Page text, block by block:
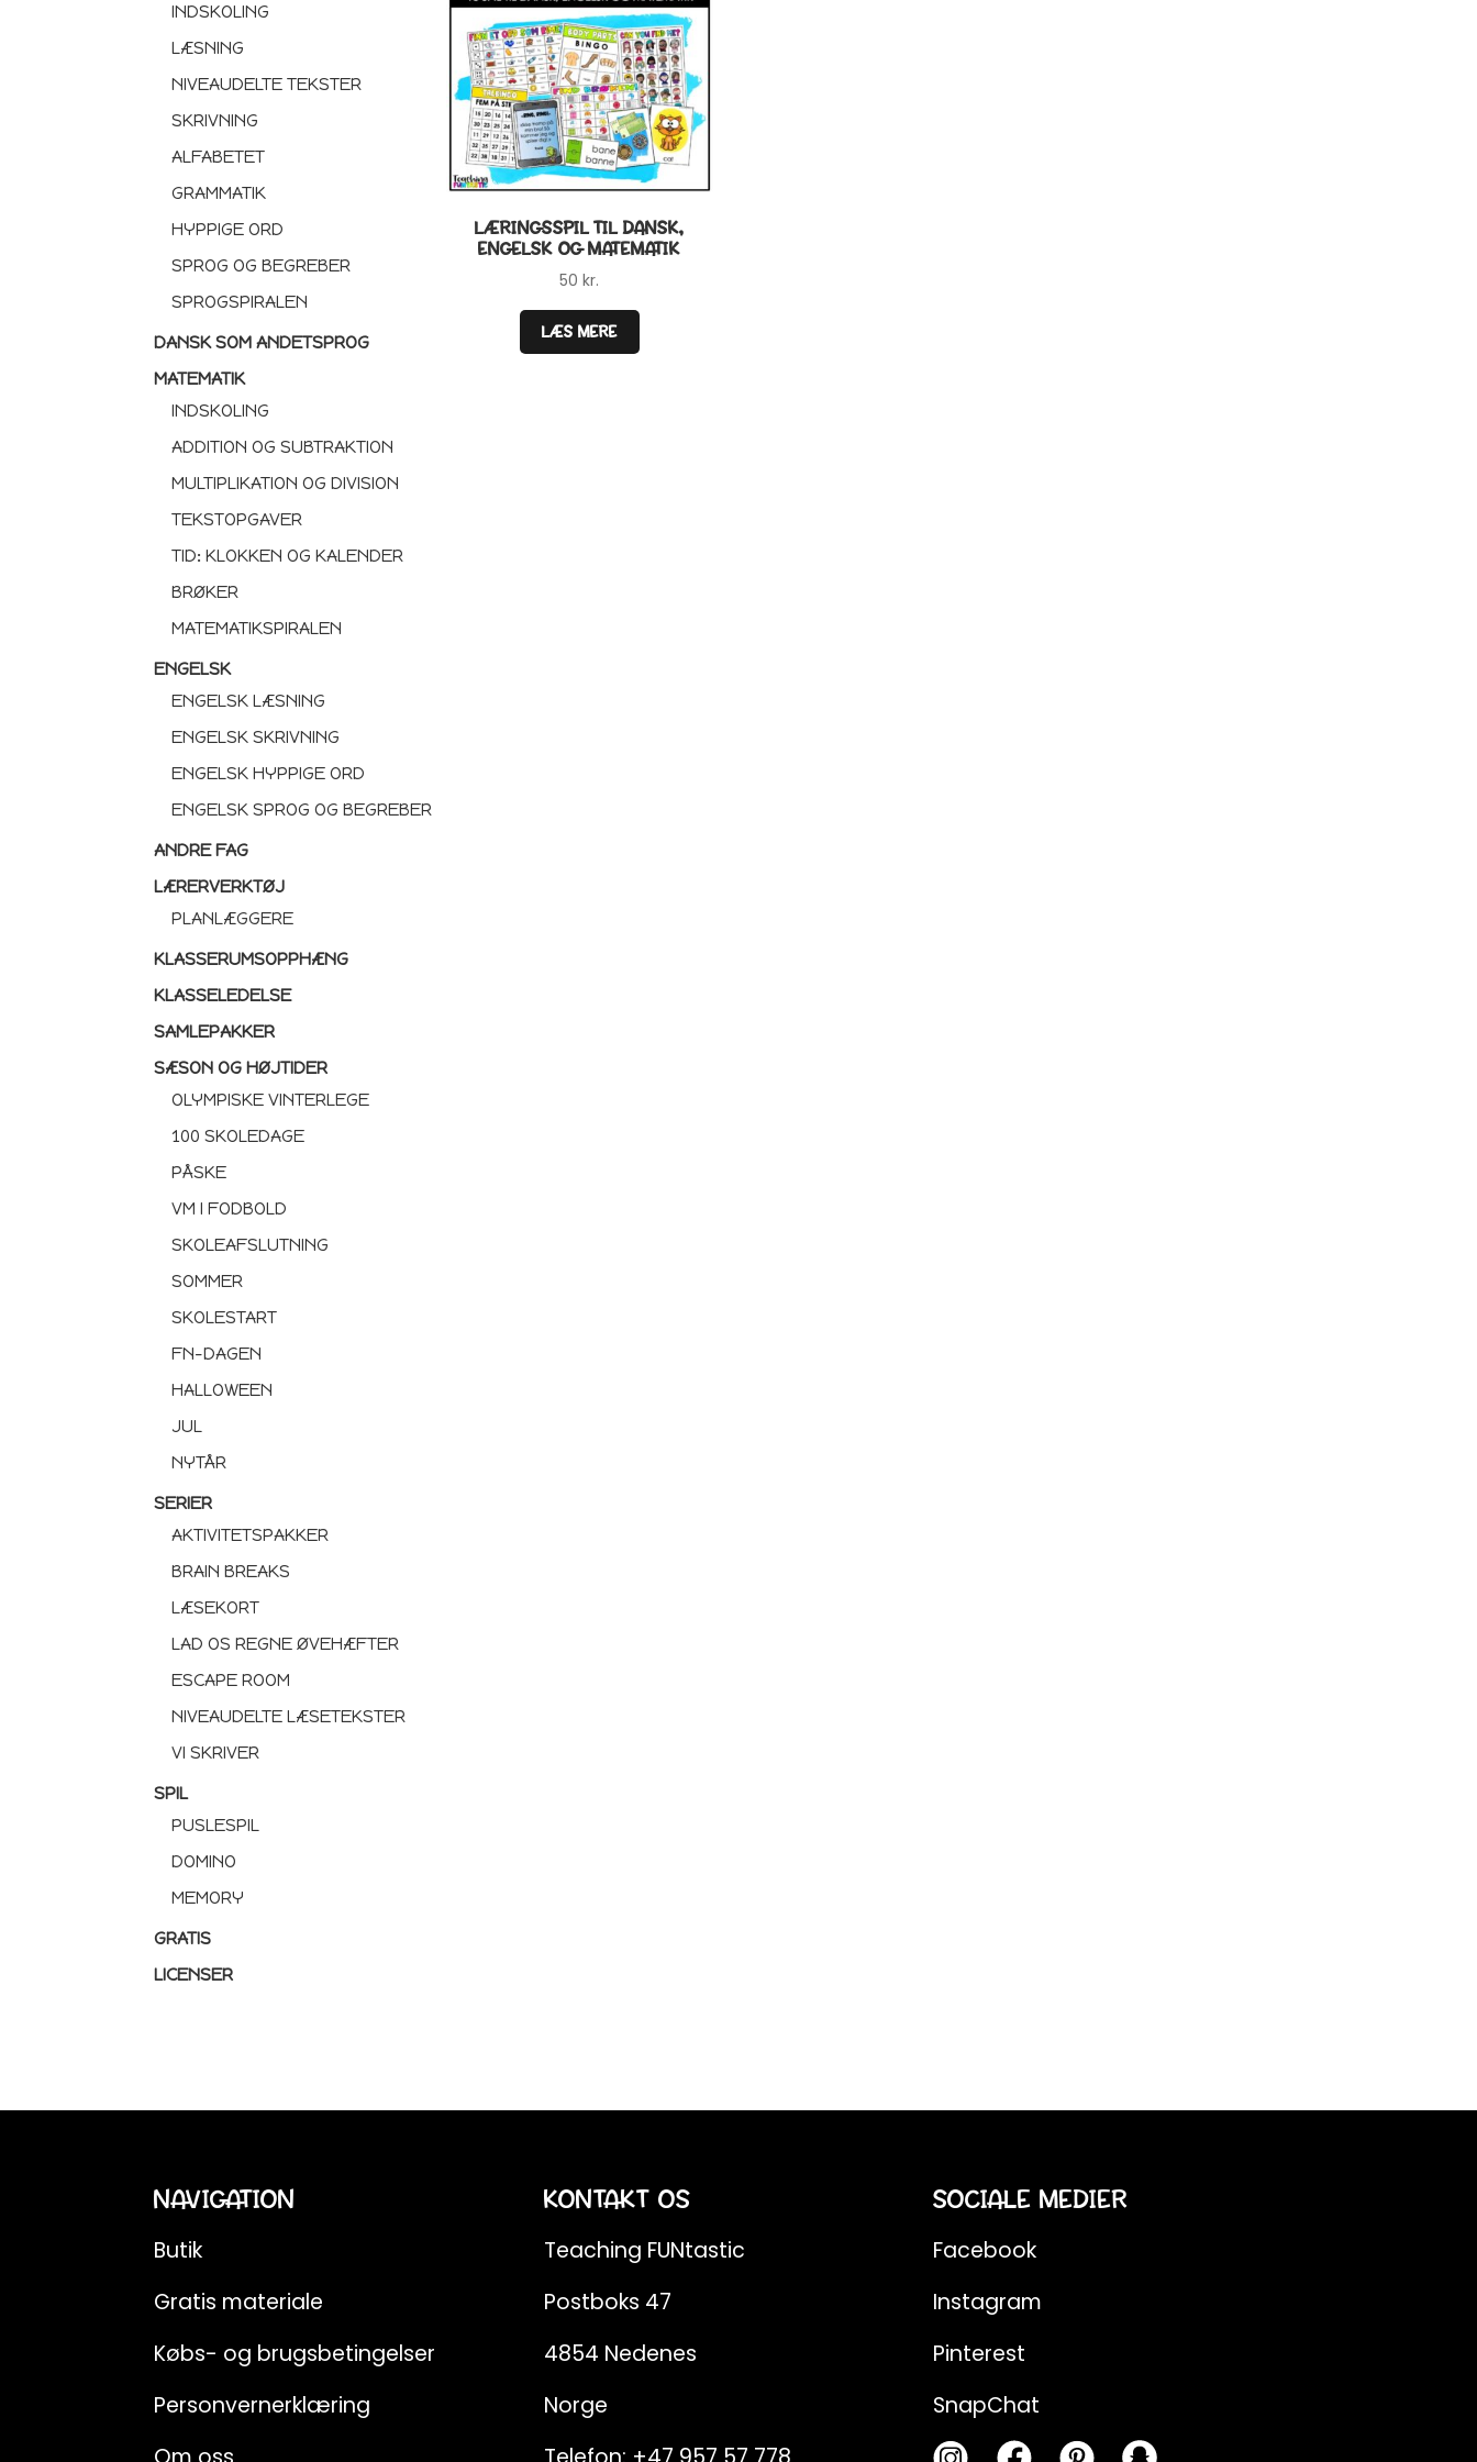
INDSKOLING
LÆSNING
NIVEAUDELTE TEKSTER
SKRIVNING
ALFABETET
GRAMMATIK
HYPPIGE ORD
SPROG OG BEGREBER
SPROGSPIRALEN
DANSK SOM ANDETSPROG
MATEMATIK
INDSKOLING
ADDITION OG SUBTRAKTION
MULTIPLIKATION OG DIVISION
TEKSTOPGAVER
TID: KLOKKEN OG KALENDER
BRØKER
MATEMATIKSPIRALEN
ENGELSK
ENGELSK LÆSNING
ENGELSK SKRIVNING
ENGELSK HYPPIGE ORD
ENGELSK SPROG OG BEGREBER
ANDRE FAG
LÆRERVERKTØJ
PLANLÆGGERE
KLASSERUMSOPPHÆNG
KLASSELEDELSE
SAMLEPAKKER
SÆSON OG HØJTIDER
OLYMPISKE VINTERLEGE
100 SKOLEDAGE
PÅSKE
VM I FODBOLD
SKOLEAFSLUTNING
SOMMER
SKOLESTART
FN-DAGEN
HALLOWEEN
JUL
NYTÅR
SERIER
AKTIVITETSPAKKER
BRAIN BREAKS
LÆSEKORT
LAD OS REGNE ØVEHÆFTER
ESCAPE ROOM
NIVEAUDELTE LÆSETEKSTER
VI SKRIVER
SPIL
PUSLESPIL
DOMINO
MEMORY
GRATIS
LICENSER
LÆRINGSSPIL TIL DANSK,
ENGELSK OG MATEMATIK
50kr.
LÆS MERE
NAVIGATION
Butik
Gratis materiale
Købs- og brugsbetingelser
Personvernerklæring
KONTAKT OS
Teaching FUNtastic
Postboks 47
4854 Nedenes
Norge
SOCIALE MEDIER
Facebook
Instagram
Pinterest
SnapChat